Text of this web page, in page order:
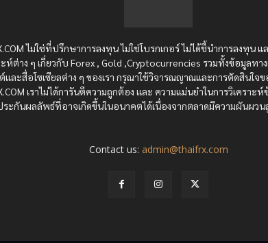
ไม่ใช่ที่ปรึกษาการลงทุน ไม่ใช่โบรกเกอร์ ไม่ได้ชี้นำการลงทุน
ห์ต่าง ๆ เกี่ยวกับ Forex , Gold ,Cryptocurrencies รวมทั้งข้อมูลท
ละสื่อโซเซียลต่าง ๆ ของเรา กรุณาใช้วิจารณญาณและการตัดสินใจ
เราไม่ได้การันตีความถูกต้อง และ ความแม่นยำในการวิเครา
ะกันผลลัพธ์ที่อาจเกิดขึ้นในอนาคตได้เนื่องจากตลาดมีความผันผว
Contact us: admin@thaifrx.com